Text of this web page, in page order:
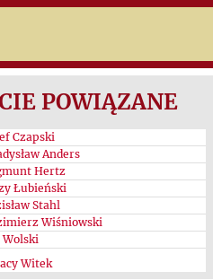
POWIĄZANE
Czapski
Anders
Hertz
Łubieński
Stahl
Wiśniowski
Wolski
Witek